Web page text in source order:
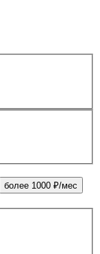
более 1000 ₽/мес